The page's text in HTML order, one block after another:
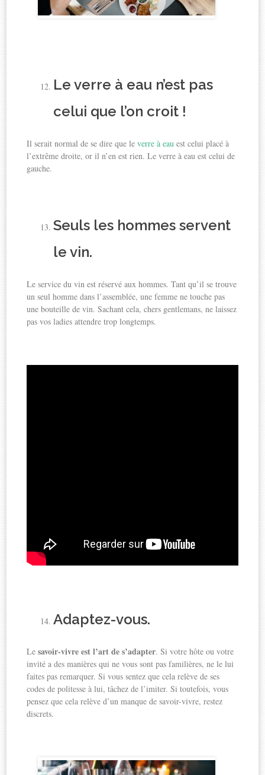
Le verre à eau n’est pas
celui que l’on croit !
Il serait normal de se dire que leverre à eau est celui placé à
l’extrême droite, or il n’en est rien. Le verre à eau est celui de
gauche.
Seuls les hommes servent
le vin.
Le service du vin est réservé aux hommes. Tant qu’il se trouve
un seul homme dans l’assemblée, une femme ne touche pas
une bouteille de vin. Sachant cela, chers gentlemans, ne laissez
pas vos ladies attendre trop longtemps.
Adaptez-vous.
Lesavoir-vivre est l’art de s’adapter. Si votre hôte ou votre
invité a des manières qui ne vous sont pas familières, ne le lui
faites pas remarquer. Si vous sentez que cela relève de ses
codes de politesse à lui, tâchez de l’imiter. Si toutefois, vous
pensez que cela relève d’un manque de savoir-vivre, restez
discrets.